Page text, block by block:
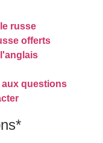
russe
offerts
aux questions